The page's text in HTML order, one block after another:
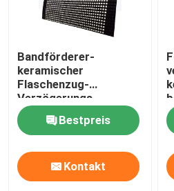
Nachrichten
Keramische
Tonerde-keramische
keramische
Förderer-Flaschenzug-
Bandförderer-
keramischer
Flaschenzug-
Verzögerungs-
Trommel-Flaschenzug-
Gummiverzögerung
Bestpreis
Kontakt